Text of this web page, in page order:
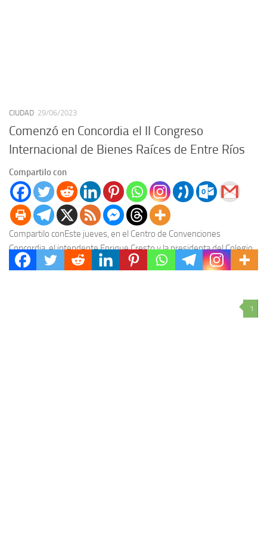
CIUDAD 29/06/2023
Comenzó en Concordia el II Congreso
Internacional de Bienes Raíces de Entre Ríos
Compartilo con
Compartilo conEste jueves, en el Centro de Convenciones
Concordia, el intendente Enrique Cresto y la presidenta del Colegio
de Corredores Públicos Inmobiliarios de Entre Ríos...
1